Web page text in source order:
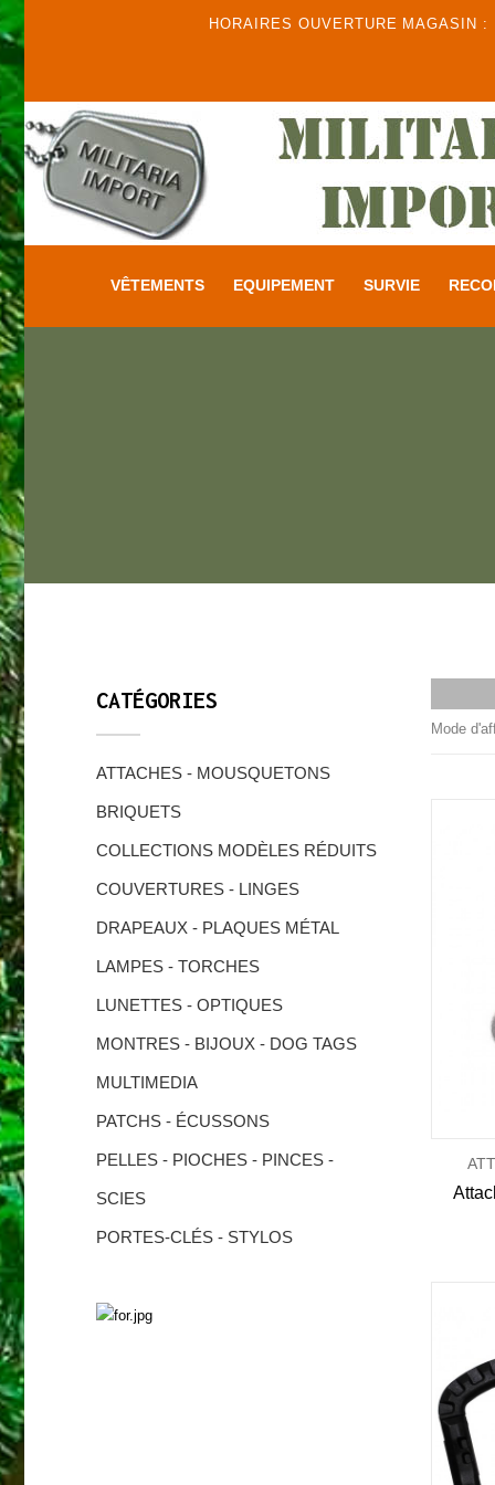
HORAIRES OUVERTURE MAGASIN
VÊTEMENTS EQUIPEMENT SURVIE
CATÉGORIES
ATTACHES - MOUSQUETONS
BRIQUETS
COLLECTIONS MODÈLES RÉDUITS
COUVERTURES - LINGES
DRAPEAUX - PLAQUES MÉTAL
LAMPES - TORCHES
LUNETTES - OPTIQUES
MONTRES - BIJOUX - DOG TAGS
MULTIMEDIA
PATCHS - ÉCUSSONS
PELLES - PIOCHES - PINCES -
SCIES
PORTES-CLÉS - STYLOS
Mode